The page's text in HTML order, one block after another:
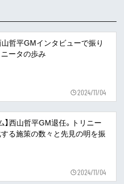
山哲平GMインタビューで振り
ータの歩み
2024/11/04
】西山哲平GM退任。トリニー
る施策の数々と先見の明を振
2024/11/04